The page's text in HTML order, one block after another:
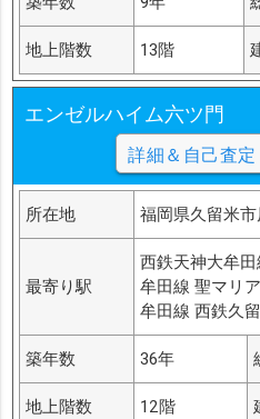
地上階数 13階
エンゼルハイム六ツ門
詳細＆自己査定
所在地 福岡県久留米
最寄り駅
西鉄天神大牟
牟田線 聖マリ
牟田線 西鉄久
築年数 36年
地上階数 12階